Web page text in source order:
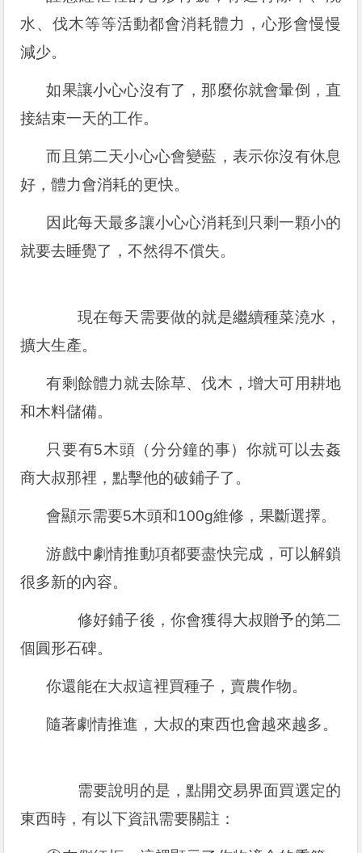
水、伐木等等活動都會消耗體力，心形會慢慢
減少。
如果讓小心心沒有了，那麼你就會暈倒，直
接結束一天的工作。
而且第二天小心心會變藍，表示你沒有休息
好，體力會消耗的更快。
因此每天最多讓小心心消耗到只剩一顆小的
就要去睡覺了，不然得不償失。
現在每天需要做的就是繼續種菜澆水，
擴大生產。
有剩餘體力就去除草、伐木，增大可用耕地
和木料儲備。
只要有5木頭（分分鐘的事）你就可以去姦
商大叔那裡，點擊他的破鋪子了。
會顯示需要5木頭和100g維修，果斷選擇。
游戲中劇情推動項都要盡快完成，可以解鎖
很多新的內容。
修好鋪子後，你會獲得大叔贈予的第二
個圓形石碑。
你還能在大叔這裡買種子，賣農作物。
隨著劇情推進，大叔的東西也會越來越多。
需要說明的是，點開交易界面買選定的
東西時，有以下資訊需要關註：